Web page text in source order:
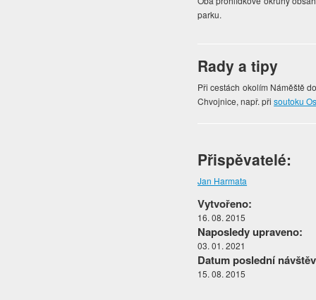
parku.
Rady a tipy
Při cestách okolím Náměště
Chvojnice, např. přisoutoku
Přispěvatelé:
Jan Harmata
Vytvořeno:
16. 08. 2015
Naposledy upraveno:
03. 01. 2021
Datum poslední
15. 08. 2015